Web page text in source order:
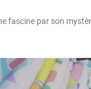
fascine par son